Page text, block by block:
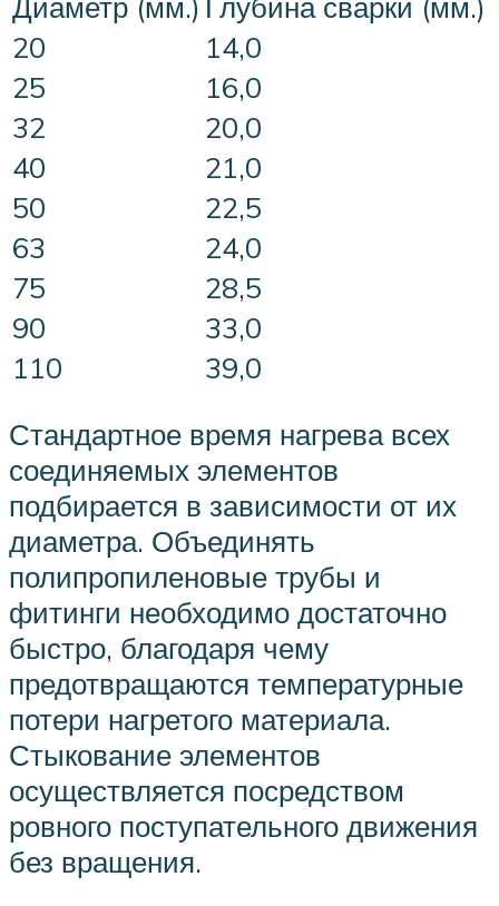
20
14,0
25
16,0
32
20,0
40
21,0
50
22,5
63
24,0
75
28,5
90
33,0
110
39,0
Стандартное время нагрева всех
соединяемых элементов
подбирается в зависимости от их
диаметра. Объединять
полипропиленовые трубы и
фитинги необходимо достаточно
быстро, благодаря чему
предотвращаются температурные
потери нагретого материала.
Стыкование элементов
осуществляется посредством
ровного поступательного движения
без вращения.